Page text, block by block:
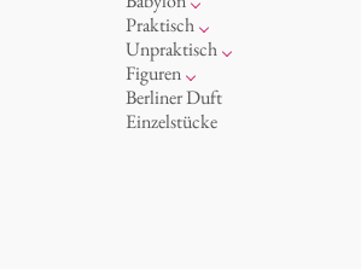
zum Servieren
Aschenbecher
Etagere
amuse gueule
Vasen 'de Luxe'
Vasen
Dosen
Kerzenständer
Korb 'de Luxe'
Schalen 'de Luxe'
Weiß
Goldener Käfig
Praktisch
Hände und Füße
Bad
Räucherstäbchenhalter
Schnickschnack
Unpraktisch
Spielen
Dies & Das
Buchstaben
Figuren
Schachspiel Alice
Porzellanfiguren
Berliner Duft
Einzelstücke